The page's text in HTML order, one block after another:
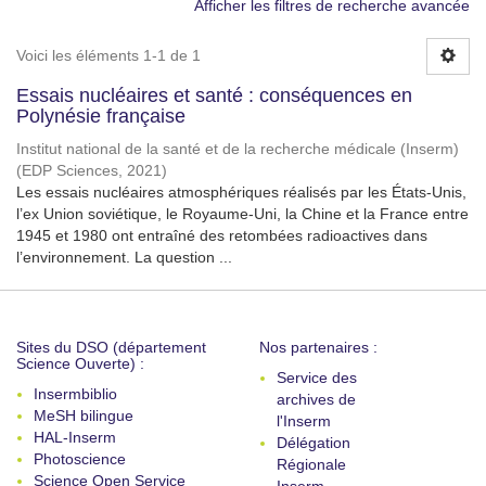
Afficher les filtres de recherche avancée
Voici les éléments 1-1 de 1
Essais nucléaires et santé : conséquences en
Polynésie française
Institut national de la santé et de la recherche médicale (Inserm)
(EDP Sciences, 2021)
Les essais nucléaires atmosphériques réalisés par les États-Unis,
l’ex Union soviétique, le Royaume-Uni, la Chine et la France entre
1945 et 1980 ont entraîné des retombées radioactives dans
l’environnement. La question ...
Sites du DSO (département
Science Ouverte) :
Insermbiblio
MeSH bilingue
HAL-Inserm
Photoscience
Science Open Service
Nos partenaires :
Service des
archives de
l'Inserm
Délégation
Régionale